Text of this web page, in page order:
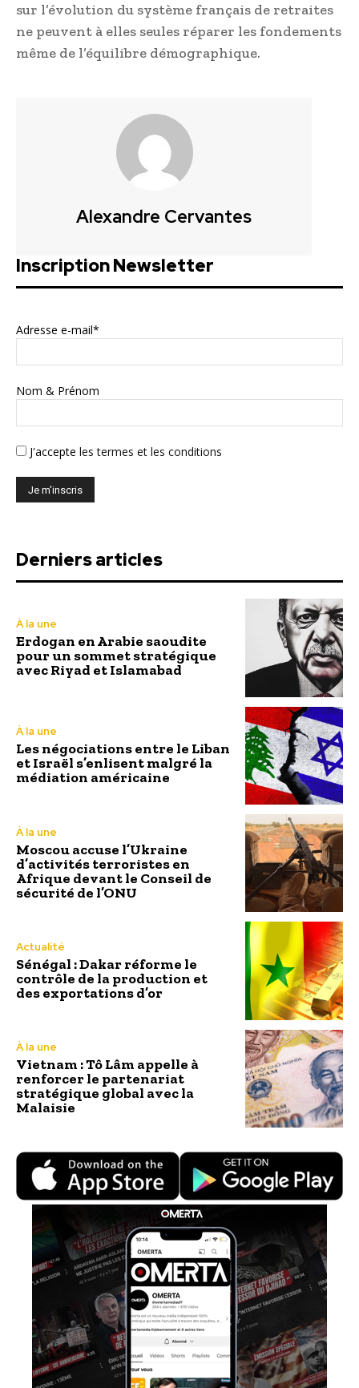
sur l’évolution du système français de retraites
ne peuvent à elles seules réparer les fondements
même de l’équilibre démographique.
Alexandre Cervantes
Inscription Newsletter
Adresse e-mail*
Nom & Prénom
J'accepte les termes et les conditions
Derniers articles
À la une
Erdogan en Arabie saoudite
pour un sommet stratégique
avec Riyad et Islamabad
À la une
Les négociations entre le Liban
et Israël s’enlisent malgré la
médiation américaine
À la une
Moscou accuse l’Ukraine
d’activités terroristes en
Afrique devant le Conseil de
sécurité de l’ONU
Actualité
Sénégal : Dakar réforme le
contrôle de la production et
des exportations d’or
À la une
Vietnam : Tô Lâm appelle à
renforcer le partenariat
stratégique global avec la
Malaisie